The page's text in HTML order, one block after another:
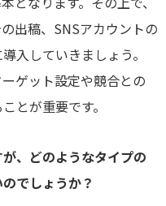
出稿、SNSアカウントの
入していきましょう。
ゲット設定や競合との
とが重要です。
、どのようなタイプの
でしょうか？